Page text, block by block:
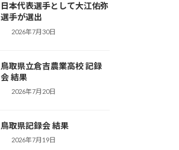
日本代表選手として大江佑弥
選手が選出
2026年7月30日
鳥取県立倉吉農業高校 記録
会 結果
2026年7月20日
鳥取県記録会 結果
2026年7月19日